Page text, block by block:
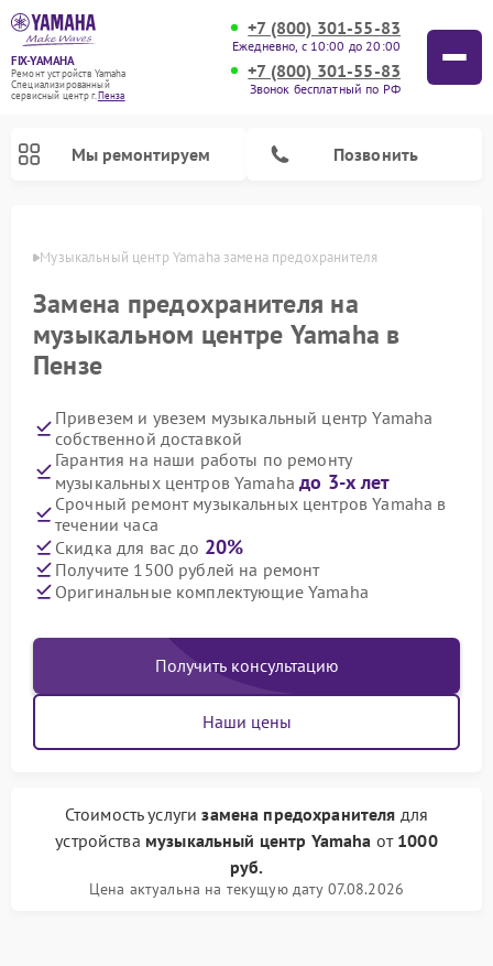
FIX-YAMAHA
Ремонт устройств Yamaha
Специализированный
cервисный центр г.Пенза
+7 (800) 301-55-83
Ежедневно, с 10:00 до 20:00
+7 (800) 301-55-83
Звонок бесплатный по РФ
Мы ремонтируем Позвонить
Музыкальный центр Yamaha замена предохранителя
Замена предохранителя на
музыкальном центре Yamaha в
Пензе
Привезем и увезем музыкальный центр Yamaha
собственной доставкой
Гарантия на наши работы по ремонту
музыкальных центров Yamahaдо 3-х лет
Срочный ремонт музыкальных центров Yamaha в
течении часа
Скидка для вас до 20%
Получите 1500 рублей на ремонт
Оригинальные комплектующие Yamaha
Получить консультацию
Наши цены
Стоимость услугизамена предохранителя для
устройства музыкальный центр Yamaha от 1000
руб.
Цена актуальна на текущую дату 07.08.2026